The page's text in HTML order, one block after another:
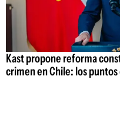
Kast propone reforma
crimen en Chile: los